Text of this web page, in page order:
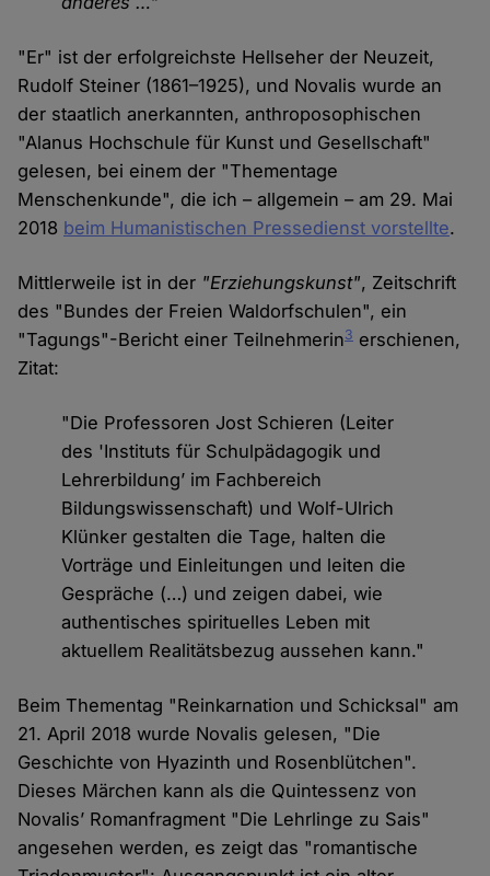
"Er" ist der erfolgreichste Hellseher der Neuzeit,
Rudolf Steiner (1861–1925), und Novalis wurde an
der staatlich anerkannten, anthroposophischen
"Alanus Hochschule für Kunst und Gesellschaft"
gelesen, bei einem der "Thementage
Menschenkunde", die ich – allgemein – am 29. Mai
2018 beim Humanistischen Pressedienst vorstellte.
Mittlerweile ist in der "Erziehungskunst", Zeitschrift
des "Bundes der Freien Waldorfschulen", ein
"Tagungs"-Bericht einer Teilnehmerin3 erschienen,
Zitat:
"Die Professoren Jost Schieren (Leiter
des 'Instituts für Schulpädagogik und
Lehrerbildung’ im Fachbereich
Bildungswissenschaft) und Wolf-Ulrich
Klünker gestalten die Tage, halten die
Vorträge und Einleitungen und leiten die
Gespräche (…) und zeigen dabei, wie
authentisches spirituelles Leben mit
aktuellem Realitätsbezug aussehen kann."
Beim Thementag "Reinkarnation und Schicksal" am
21. April 2018 wurde Novalis gelesen, "Die
Geschichte von Hyazinth und Rosenblütchen".
Dieses Märchen kann als die Quintessenz von
Novalis’ Romanfragment "Die Lehrlinge zu Sais"
angesehen werden, es zeigt das "romantische